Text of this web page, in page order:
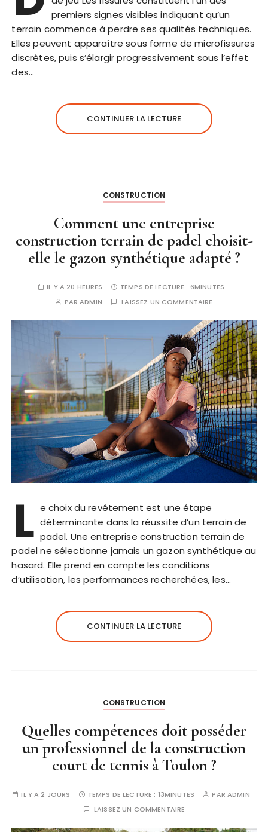
premiers signes visibles indiquant qu’un
terrain commence à perdre ses qualités techniques.
Elles peuvent apparaître sous forme de microfissures
discrètes, puis s’élargir progressivement sous l’effet
des…
CONTINUER LA LECTURE
CONSTRUCTION
Comment une entreprise
construction terrain de padel choisit-
elle le gazon synthétique adapté ?
IL Y A 20 HEURES TEMPS DE LECTURE : 6MINUTES
PARADMIN LAISSEZ UN COMMENTAIRE
L e choix du revêtement est une étape
déterminante dans la réussite d’un terrain de
padel. Une entreprise construction terrain de
padel ne sélectionne jamais un gazon synthétique au
hasard. Elle prend en compte les conditions
d’utilisation, les performances recherchées, les…
CONTINUER LA LECTURE
CONSTRUCTION
Quelles compétences doit posséder
un professionnel de la construction
court de tennis à Toulon ?
IL Y A 2 JOURS TEMPS DE LECTURE : 13MINUTES PAR ADMIN
LAISSEZ UN COMMENTAIRE